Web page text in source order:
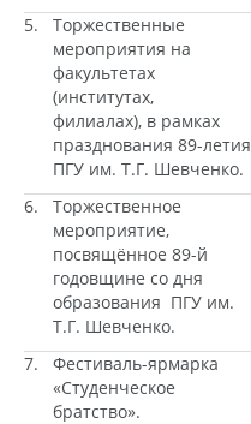
5. Торжественные
мероприятия на
факультетах
(институтах,
филиалах), в рамках
празднования 89-летия
ПГУ им. Т.Г. Шевченко.
6. Торжественное
мероприятие,
посвящённое 89-й
годовщине со дня
образования ПГУ им.
Т.Г. Шевченко.
7. Фестиваль-ярмарка
«Студенческое
братство».